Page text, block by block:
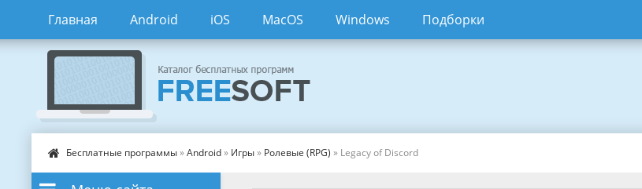
Главная Android iOS MacOS Windows Подборки
Бесплатные программы»Android» Игры» Ролевые (RPG) » Legacy of Discord